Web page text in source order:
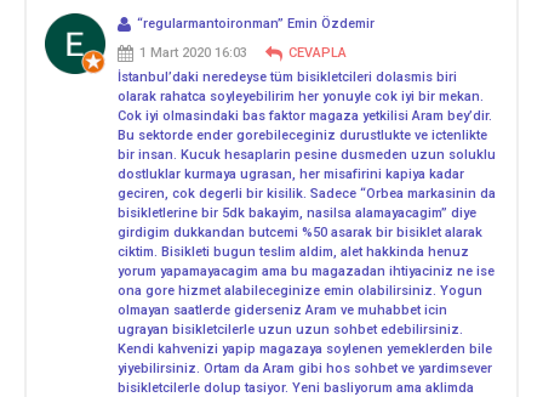
“regularmantoironman” Emin Özdemir
1 Mart 2020 16:03
CEVAPLA
İstanbul’daki neredeyse tüm bisikletcileri dolasmis biri
olarak rahatca soyleyebilirim her yonuyle cok iyi bir mekan.
Cok iyi olmasindaki bas faktor magaza yetkilisi Aram bey’dir.
Bu sektorde ender gorebileceginiz durustlukte ve ictenlikte
bir insan. Kucuk hesaplarin pesine dusmeden uzun soluklu
dostluklar kurmaya ugrasan, her misafirini kapiya kadar
geciren, cok degerli bir kisilik. Sadece “Orbea markasinin da
bisikletlerine bir 5dk bakayim, nasilsa alamayacagim” diye
girdigim dukkandan butcemi %50 asarak bir bisiklet alarak
ciktim. Bisikleti bugun teslim aldim, alet hakkinda henuz
yorum yapamayacagim ama bu magazadan ihtiyaciniz ne ise
ona gore hizmet alabileceginize emin olabilirsiniz. Yogun
olmayan saatlerde giderseniz Aram ve muhabbet icin
ugrayan bisikletcilerle uzun uzun sohbet edebilirsiniz.
Kendi kahvenizi yapip magazaya soylenen yemeklerden bile
yiyebilirsiniz. Ortam da Aram gibi hos sohbet ve yardimsever
bisikletcilerle dolup tasiyor. Yeni basliyorum ama aklimda